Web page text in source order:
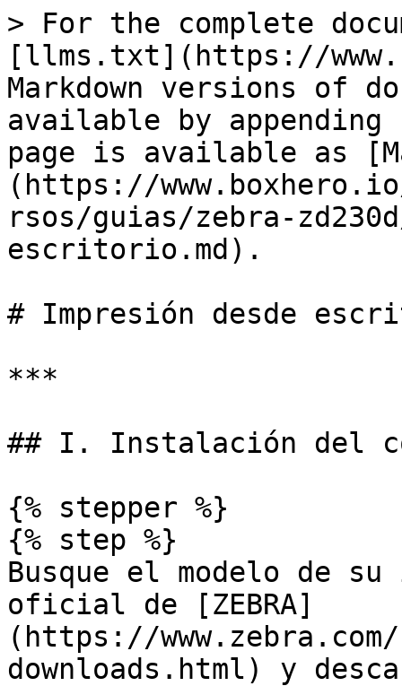
> For the complete
[llms.txt](https://
Markdown versions of
available by
page is available as
(https://
rsos/guias/zebra-
escritorio.md).
# Impresión desde
***
## I. Instalación del
{% stepper %}
{% step %}
Busque el modelo de
oficial de [ZEBRA]
(https://
downloads.html) y